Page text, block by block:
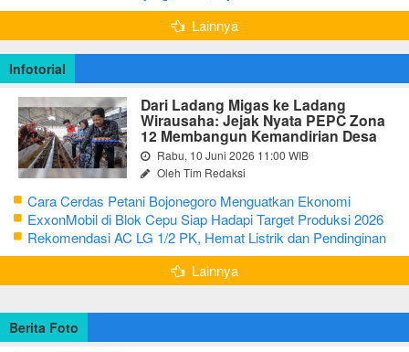
Bertutur tentang Nilai Hidup Orang Samin
Lainnya
Infotorial
Dari Ladang Migas ke Ladang
Wirausaha: Jejak Nyata PEPC Zona
12 Membangun Kemandirian Desa
Rabu, 10 Juni 2026 11:00 WIB
Oleh Tim Redaksi
Cara Cerdas Petani Bojonegoro Menguatkan Ekonomi
Keluarga
ExxonMobil di Blok Cepu Siap Hadapi Target Produksi 2026
Rekomendasi AC LG 1/2 PK, Hemat Listrik dan Pendinginan
Maksimal
Lainnya
Berita Foto